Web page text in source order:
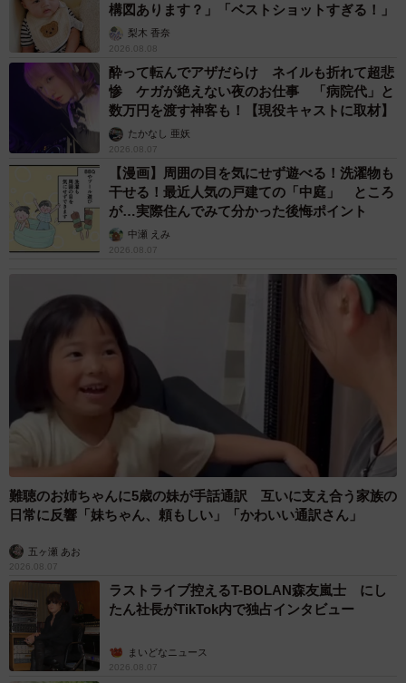
構図あります？」「ベストショットすぎる！」
梨木 香奈
2026.08.08
酔って転んでアザだらけ ネイルも折れて超悲
惨 ケガが絶えない夜のお仕事 「病院代」と
数万円を渡す神客も！【現役キャストに取材】
たかなし 亜妖
2026.08.07
【漫画】周囲の目を気にせず遊べる！洗濯物も
干せる！最近人気の戸建ての「中庭」 ところ
が…実際住んでみて分かった後悔ポイント
中瀬 えみ
2026.08.07
難聴のお姉ちゃんに5歳の妹が手話通訳 互いに支え合う家族の
日常に反響「妹ちゃん、頼もしい」「かわいい通訳さん」
五ヶ瀬 あお
2026.08.07
ラストライブ控えるT-BOLAN森友嵐士 にし
たん社長がTikTok内で独占インタビュー
まいどなニュース
2026.08.07